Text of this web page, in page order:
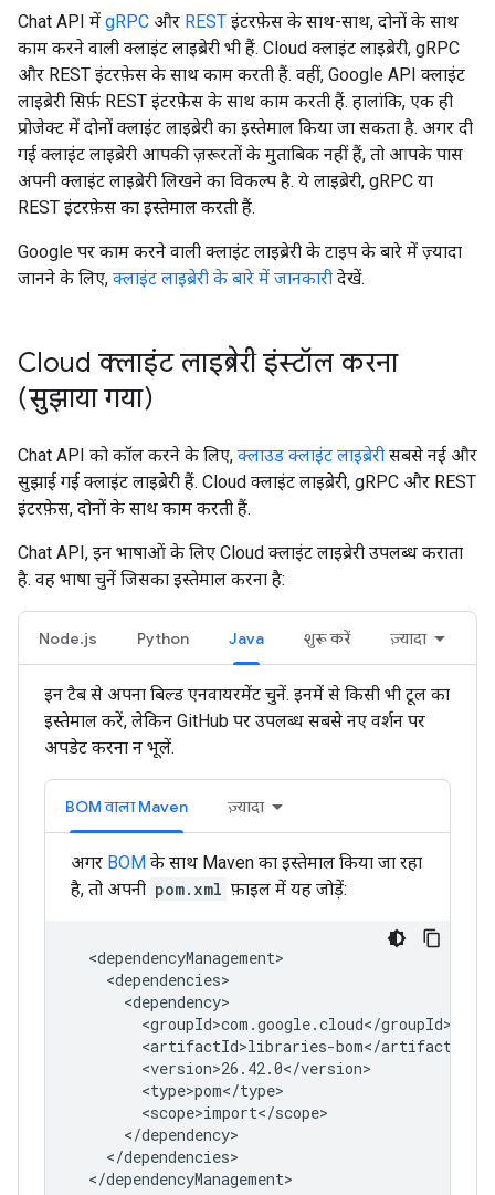
Chat API में gRPC और REST इंटरफ़ेस के साथ-साथ, दोनों के साथ
काम करने वाली क्लाइंट लाइब्रेरी भी हैं. Cloud क्लाइंट लाइब्रेरी, gRPC
और REST इंटरफ़ेस के साथ काम करती हैं. वहीं, Google API क्लाइंट
लाइब्रेरी सिर्फ़ REST इंटरफ़ेस के साथ काम करती हैं. हालांकि, एक ही
प्रोजेक्ट में दोनों क्लाइंट लाइब्रेरी का इस्तेमाल किया जा सकता है. अगर दी
गई क्लाइंट लाइब्रेरी आपकी ज़रूरतों के मुताबिक नहीं हैं, तो आपके पास
अपनी क्लाइंट लाइब्रेरी लिखने का विकल्प है. ये लाइब्रेरी, gRPC या
REST इंटरफ़ेस का इस्तेमाल करती हैं.
Google पर काम करने वाली क्लाइंट लाइब्रेरी के टाइप के बारे में ज़्यादा
जानने के लिए, क्लाइंट लाइब्रेरी के बारे में जानकारी देखें.
Cloud क्लाइंट लाइब्रेरी इंस्टॉल करना
(सुझाया गया)
Chat API को कॉल करने के लिए, क्लाउड क्लाइंट लाइब्रेरी सबसे नई और
सुझाई गई क्लाइंट लाइब्रेरी हैं. Cloud क्लाइंट लाइब्रेरी, gRPC और REST
इंटरफ़ेस, दोनों के साथ काम करती हैं.
Chat API, इन भाषाओं के लिए Cloud क्लाइंट लाइब्रेरी उपलब्ध कराता
है. वह भाषा चुनें जिसका इस्तेमाल करना है:
Node.js Python Java शुरू करें ज़्यादा
इन टैब से अपना बिल्ड एनवायरमेंट चुनें. इनमें से किसी भी टूल का
इस्तेमाल करें, लेकिन GitHub पर उपलब्ध सबसे नए वर्शन पर
अपडेट करना न भूलें.
BOM वाला Maven ज़्यादा
अगर BOM के साथ Maven का इस्तेमाल किया जा रहा
है, तो अपनी pom.xml फ़ाइल में यह जोड़ें:
</dependencyManagement>